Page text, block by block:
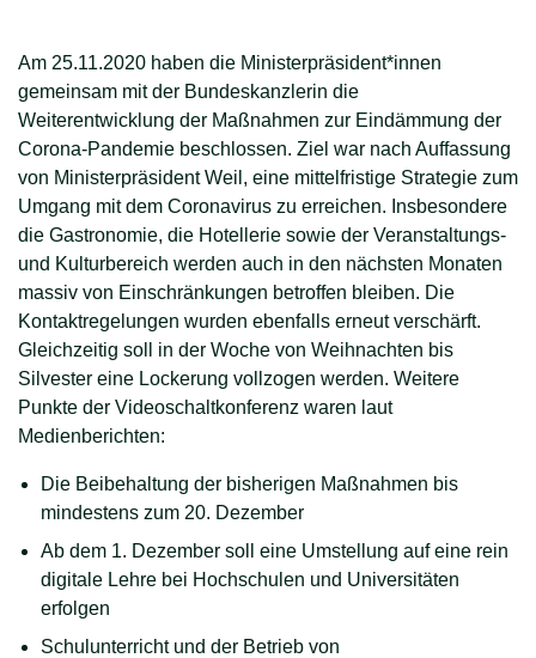
Am 25.11.2020 haben die Ministerpräsident*innen
gemeinsam mit der Bundeskanzlerin die
Weiterentwicklung der Maßnahmen zur Eindämmung der
Corona-Pandemie beschlossen. Ziel war nach Auffassung
von Ministerpräsident Weil, eine mittelfristige Strategie zum
Umgang mit dem Coronavirus zu erreichen. Insbesondere
die Gastronomie, die Hotellerie sowie der Veranstaltungs-
und Kulturbereich werden auch in den nächsten Monaten
massiv von Einschränkungen betroffen bleiben. Die
Kontaktregelungen wurden ebenfalls erneut verschärft.
Gleichzeitig soll in der Woche von Weihnachten bis
Silvester eine Lockerung vollzogen werden. Weitere
Punkte der Videoschaltkonferenz waren laut
Medienberichten:
Die Beibehaltung der bisherigen Maßnahmen bis
mindestens zum 20. Dezember
Ab dem 1. Dezember soll eine Umstellung auf eine rein
digitale Lehre bei Hochschulen und Universitäten
erfolgen
Schulunterricht und der Betrieb von